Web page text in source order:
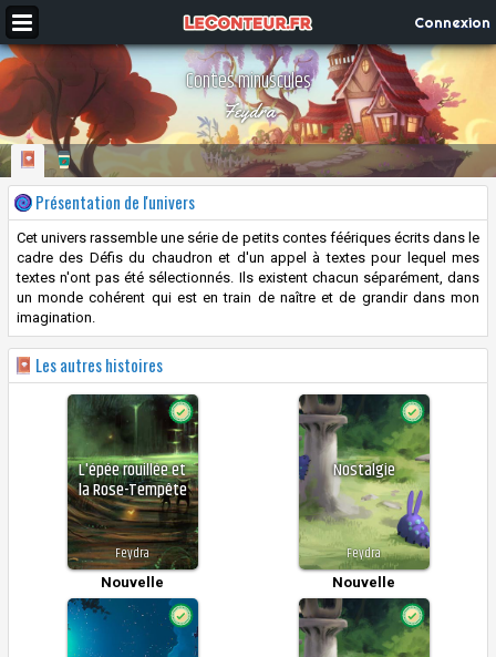
Connexion
Contes minuscules
Feydra
Présentation de l'univers
Cet univers rassemble une série de petits contes féériques écrits dans le
cadre des Défis du chaudron et d'un appel à textes pour lequel mes
textes n'ont pas été sélectionnés. Ils existent chacun séparément, dans
un monde cohérent qui est en train de naître et de grandir dans mon
imagination.
Les autres histoires
L'épée rouillée et
la Rose-Tempête
Feydra
Nouvelle
Nostalgie
Feydra
Nouvelle